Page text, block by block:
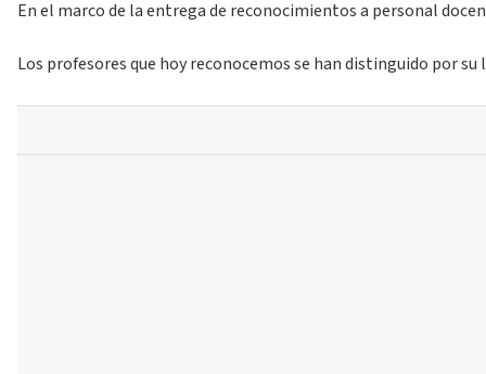
En el marco de la entrega de reconocimientos a personal
Los profesores que hoy reconocemos se han distinguido por